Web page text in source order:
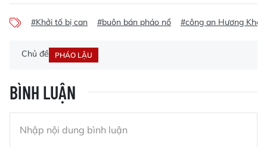
#Khởi tố bị can #buôn bán pháo nổ #công an Hương Khê
Chủ đề PHÁO LẬU
BÌNH LUẬN